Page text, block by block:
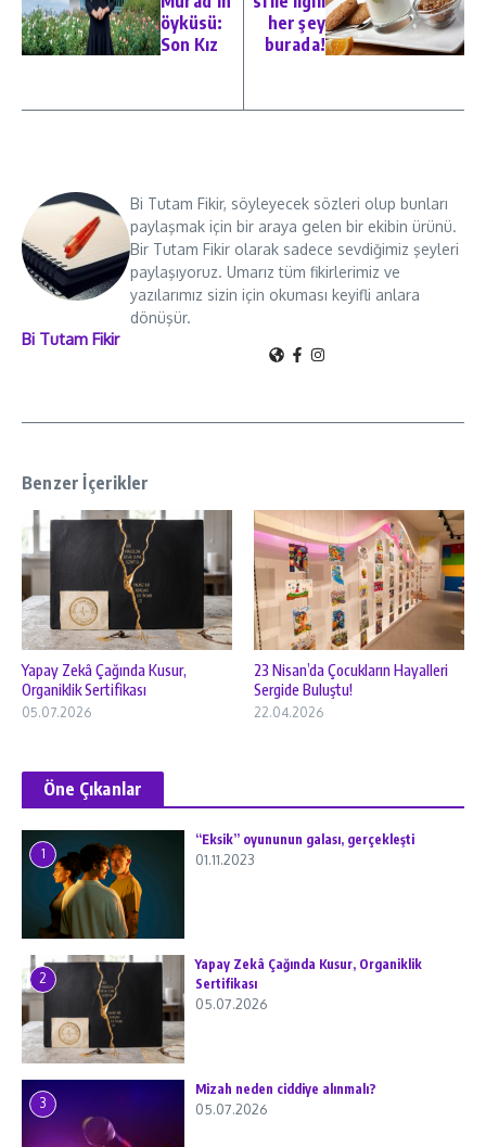
öyküsü:
Son Kız
her şey
burada!
Bi Tutam Fikir
Bi Tutam Fikir, söyleyecek sözleri olup bunları
paylaşmak için bir araya gelen bir ekibin ürünü.
Bir Tutam Fikir olarak sadece sevdiğimiz şeyleri
paylaşıyoruz. Umarız tüm fikirlerimiz ve
yazılarımız sizin için okuması keyifli anlara
dönüşür.
Benzer İçerikler
Yapay Zekâ Çağında Kusur,
Organiklik Sertifikası
05.07.2026
23 Nisan’da Çocukların Hayalleri
Sergide Buluştu!
22.04.2026
Öne Çıkanlar
1
“Eksik” oyununun galası, gerçekleşti
01.11.2023
2
Yapay Zekâ Çağında Kusur, Organiklik
Sertifikası
05.07.2026
3
Mizah neden ciddiye alınmalı?
05.07.2026